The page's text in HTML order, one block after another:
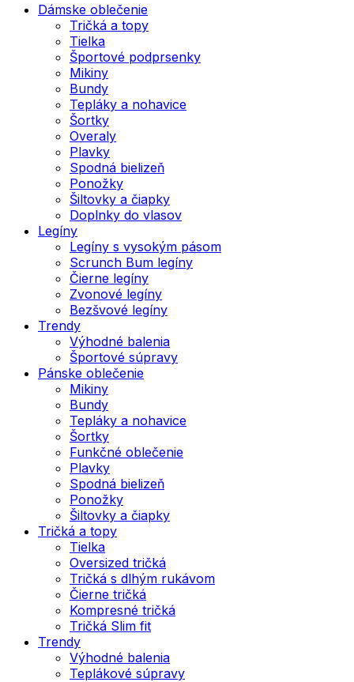
Dámske oblečenie
Tričká a topy
Tielka
Športové podprsenky
Mikiny
Bundy
Tepláky a nohavice
Šortky
Overaly
Plavky
Spodná bielizeň
Ponožky
Šiltovky a čiapky
Doplnky do vlasov
Legíny
Legíny s vysokým pásom
Scrunch Bum legíny
Čierne legíny
Zvonové legíny
Bezšvové legíny
Trendy
Výhodné balenia
Športové súpravy
Pánske oblečenie
Mikiny
Bundy
Tepláky a nohavice
Šortky
Funkčné oblečenie
Plavky
Spodná bielizeň
Ponožky
Šiltovky a čiapky
Tričká a topy
Tielka
Oversized tričká
Tričká s dlhým rukávom
Čierne tričká
Kompresné tričká
Tričká Slim fit
Trendy
Výhodné balenia
Teplákové súpravy